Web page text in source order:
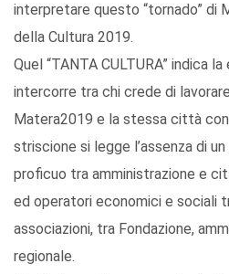
interpretare questo “tornado” di
della Cultura 2019.
Quel “TANTA CULTURA” indica
intercorre tra chi crede di
Matera2019 e la stessa città
striscione si legge l’assenza di
proficuo tra amministrazione e
ed operatori economici e sociali
associazioni, tra Fondazione,
regionale.